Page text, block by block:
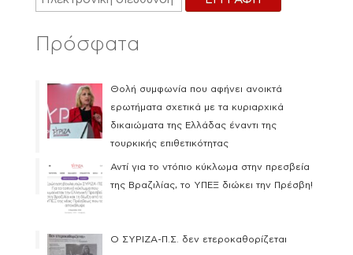
Πρόσφατα
Θολή συμφωνία που αφήνει ανοικτά
ερωτήματα σχετικά με τα κυριαρχικά
δικαιώματα της Ελλάδας έναντι της
τουρκικής επιθετικότητας
Αντί για το ντόπιο κύκλωμα στην πρεσβεία
της Βραζιλίας, το ΥΠΕΞ διώκει την Πρέσβη!
Ο ΣΥΡΙΖΑ-Π.Σ. δεν ετεροκαθορίζεται